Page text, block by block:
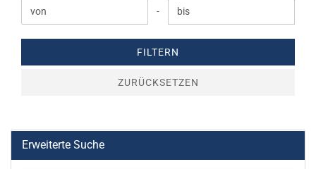
Preis bis -
FILTERN
ZURÜCKSETZEN
Erweiterte Suche